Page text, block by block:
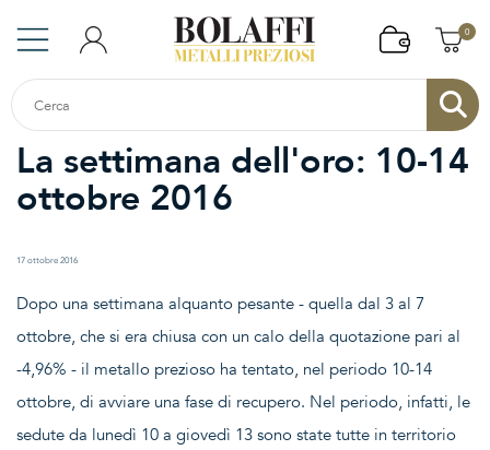
0
La settimana dell'oro: 10-14
ottobre 2016
17 ottobre 2016
Dopo una settimana alquanto pesante - quella dal 3 al 7
ottobre, che si era chiusa con un calo della quotazione pari al
-4,96% - il metallo prezioso ha tentato, nel periodo 10-14
ottobre, di avviare una fase di recupero. Nel periodo, infatti, le
sedute da lunedì 10 a giovedì 13 sono state tutte in territorio